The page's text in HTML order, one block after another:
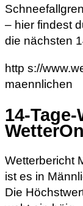
– hier findest
die nächsten
http s://
maennlichen
14-
Wetterbericht
ist es in
Die